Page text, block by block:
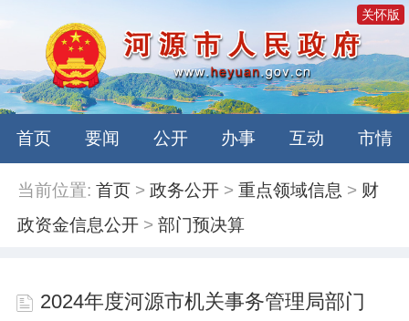
关怀版
首页 要闻 公开 办事 互动 市情
当前位置: 首页 >政务公开 >重点领域信息 > 财
政资金信息公开 >部门预决算
2024年度河源市机关事务管理局部门